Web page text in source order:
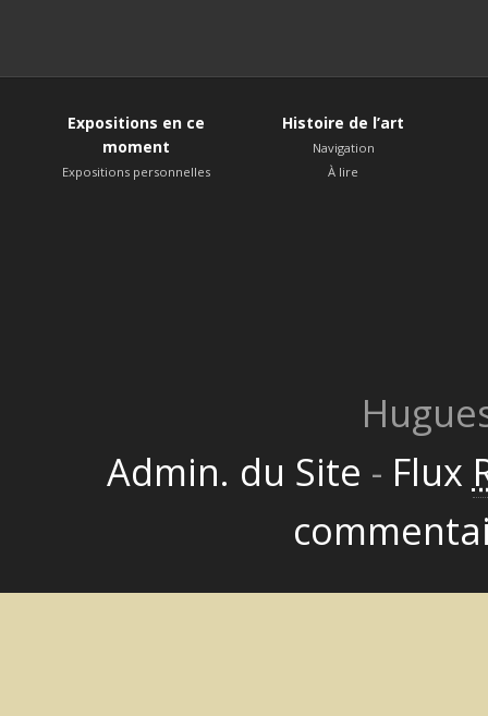
Expositions en ce
moment
Expositions personnelles
Histoire de l’art
Navigation
À lire
Admin. du Site - Flux